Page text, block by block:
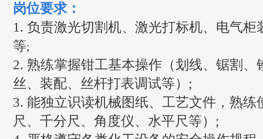
岗位要求：
1. 负责激光切割机、激光打标机、电气柜
等;
2. 熟练掌握钳工基本操作（划线、锯割、
丝、装配、丝杆打表调试等）;
3. 能独立识读机械图纸、工艺文件，熟练
尺、千分尺、角度仪、水平尺等）;